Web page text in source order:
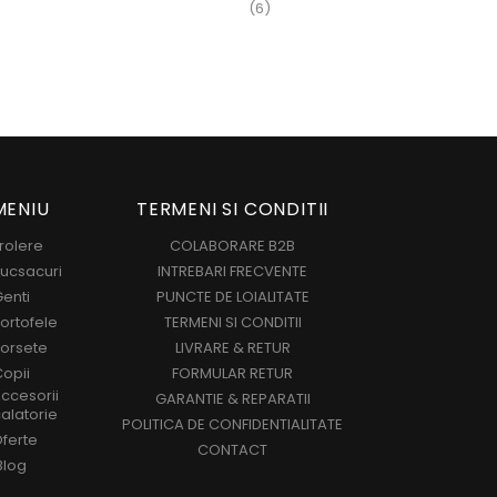
(3)
TERMENI SI CONDITII
COLABORARE B2B
INTREBARI FRECVENTE
PUNCTE DE LOIALITATE
TERMENI SI CONDITII
LIVRARE & RETUR
FORMULAR RETUR
GARANTIE & REPARATII
POLITICA DE CONFIDENTIALITATE
CONTACT